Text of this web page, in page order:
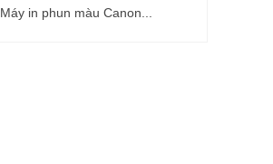
Máy in phun màu Canon...